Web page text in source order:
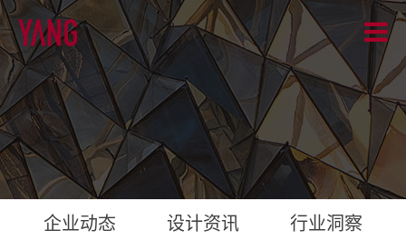
企业动态 设计资讯 行业洞察